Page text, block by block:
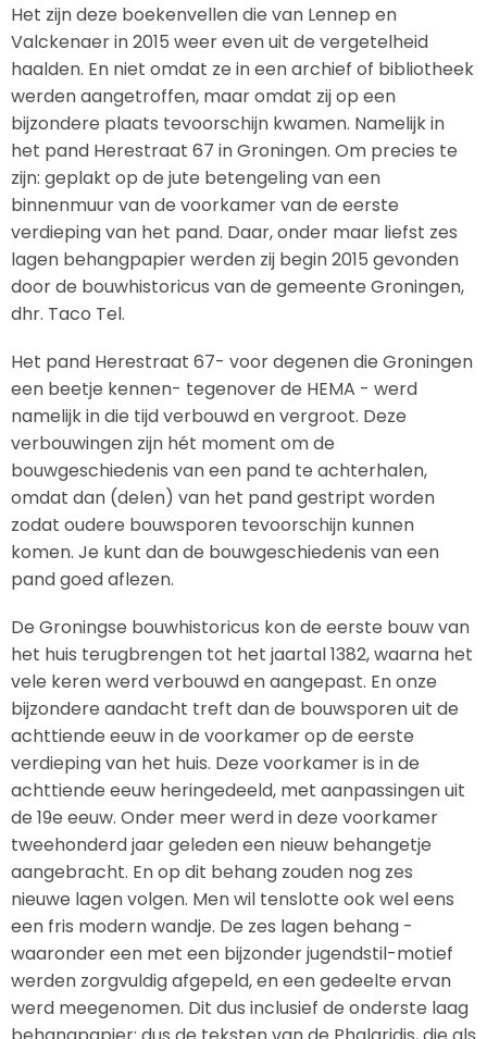
Het zijn deze boekenvellen die van Lennep en
Valckenaer in 2015 weer even uit de vergetelheid
haalden. En niet omdat ze in een archief of bibliotheek
werden aangetroffen, maar omdat zij op een
bijzondere plaats tevoorschijn kwamen. Namelijk in
het pand Herestraat 67 in Groningen. Om precies te
zijn: geplakt op de jute betengeling van een
binnenmuur van de voorkamer van de eerste
verdieping van het pand. Daar, onder maar liefst zes
lagen behangpapier werden zij begin 2015 gevonden
door de bouwhistoricus van de gemeente Groningen,
dhr. Taco Tel.
Het pand Herestraat 67- voor degenen die Groningen
een beetje kennen- tegenover de HEMA - werd
namelijk in die tijd verbouwd en vergroot. Deze
verbouwingen zijn hét moment om de
bouwgeschiedenis van een pand te achterhalen,
omdat dan (delen) van het pand gestript worden
zodat oudere bouwsporen tevoorschijn kunnen
komen. Je kunt dan de bouwgeschiedenis van een
pand goed aflezen.
De Groningse bouwhistoricus kon de eerste bouw van
het huis terugbrengen tot het jaartal 1382, waarna het
vele keren werd verbouwd en aangepast. En onze
bijzondere aandacht treft dan de bouwsporen uit de
achttiende eeuw in de voorkamer op de eerste
verdieping van het huis. Deze voorkamer is in de
achttiende eeuw heringedeeld, met aanpassingen uit
de 19e eeuw. Onder meer werd in deze voorkamer
tweehonderd jaar geleden een nieuw behangetje
aangebracht. En op dit behang zouden nog zes
nieuwe lagen volgen. Men wil tenslotte ook wel eens
een fris modern wandje. De zes lagen behang -
waaronder een met een bijzonder jugendstil-motief
werden zorgvuldig afgepeld, en een gedeelte ervan
werd meegenomen. Dit dus inclusief de onderste laag